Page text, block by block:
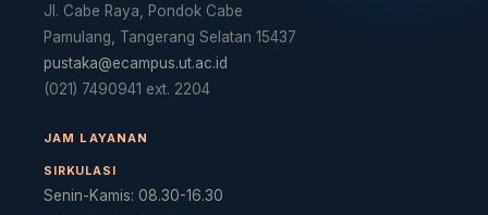
Jl. Cabe Raya, Pondok Cabe
Pamulang, Tangerang Selatan 15437
pustaka@ecampus.ut.ac.id
(021) 7490941 ext. 2204
JAM LAYANAN
SIRKULASI
Senin-Kamis: 08.30-16.30